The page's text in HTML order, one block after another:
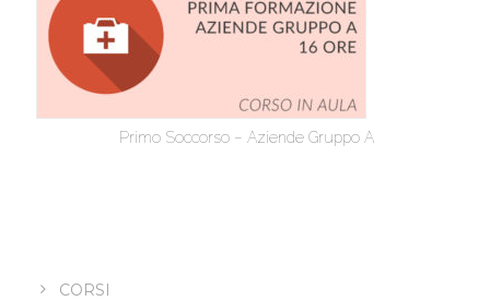
Primo Soccorso – Aziende Gruppo A
CORSI